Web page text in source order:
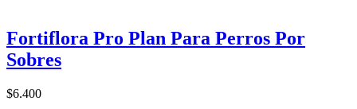
Fortiflora Pro Plan Para Perros Por
Sobres
$6.400